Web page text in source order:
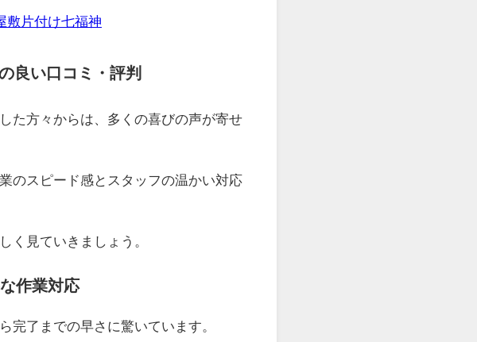
敷片付け七福神
良い口コミ・評判
た方々からは、多くの喜びの声が寄せ
のスピード感とスタッフの温かい対応
く見ていきましょう。
作業対応
完了までの早さに驚いています。